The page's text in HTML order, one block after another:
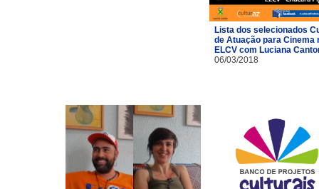
Lista dos selecionados
de Atuação para Cinema
ELCV com Luciana
06/03/2018